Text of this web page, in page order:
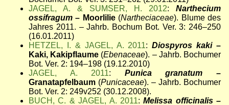
JAGEL, A. & SUMSER, H. 2012: Narthecium
ossifragum – Moorlilie(Nartheciaceae). Blume des
Jahres 2011. – Jahrb. Bochum Bot. Ver. 3: 246–250
(16.01.2011)
HETZEL, I. & JAGEL, A. 2011:Diospyros kaki –
Kaki, Kakipflaume (Ebenaceae). – Jahrb. Bochumer
Bot. Ver. 2: 194–198 (19.12.2010)
JAGEL, A. 2011: Punica granatum–
Granatapfelbaum (Punicaceae). – Jahrb. Bochumer
Bot. Ver. 2: 249v252 (30.12.2008).
BUCH, C. & JAGEL, A. 2011:Melissa officinalis–